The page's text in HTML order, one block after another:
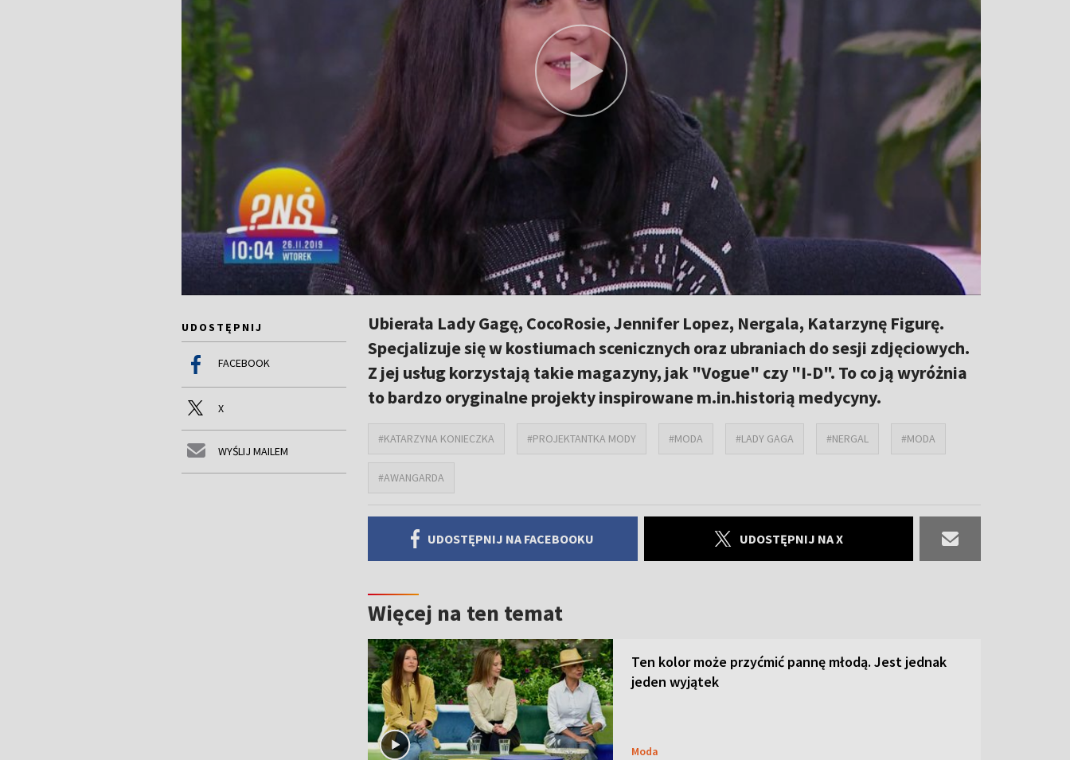
UDOSTĘPNIJ
FACEBOOK
X
WYŚLIJ MAILEM
Ubierała Lady Gagę, CocoRosie, Jennifer Lopez, Nergala, Katarzynę Figurę.
Specjalizuje się w kostiumach scenicznych oraz ubraniach do sesji zdjęciowych.
Z jej usług korzystają takie magazyny, jak "Vogue" czy "I-D". To co ją wyróżnia
to bardzo oryginalne projekty inspirowane m.in.historią medycyny.
#KATARZYNA KONIECZKA #PROJEKTANTKA MODY #MODA #LADY GAGA #NERGAL #MODA
#AWANGARDA
UDOSTĘPNIJ NA FACEBOOKU UDOSTĘPNIJ NA X
Więcej na ten temat
Ten kolor może przyćmić pannę młodą. Jest jednak
jeden wyjątek
Moda